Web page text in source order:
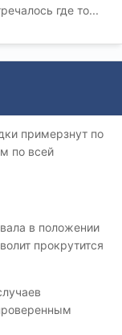
где то...
примерзнут по
по всей
в положении
прокрутится